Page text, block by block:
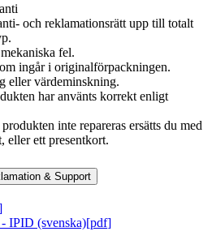
och reklamationsrätt upp till totalt
fel.
ingår i originalförpackningen.
eller värdeminskning.
har använts korrekt enligt
inte repareras ersätts du med
eller ett presentkort.
& Support
IPID (svenska)[pdf]